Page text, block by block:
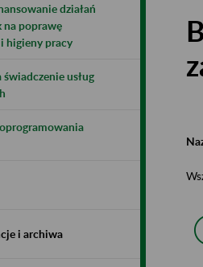
działań
na poprawę
higieny pracy
usług
i archiwa